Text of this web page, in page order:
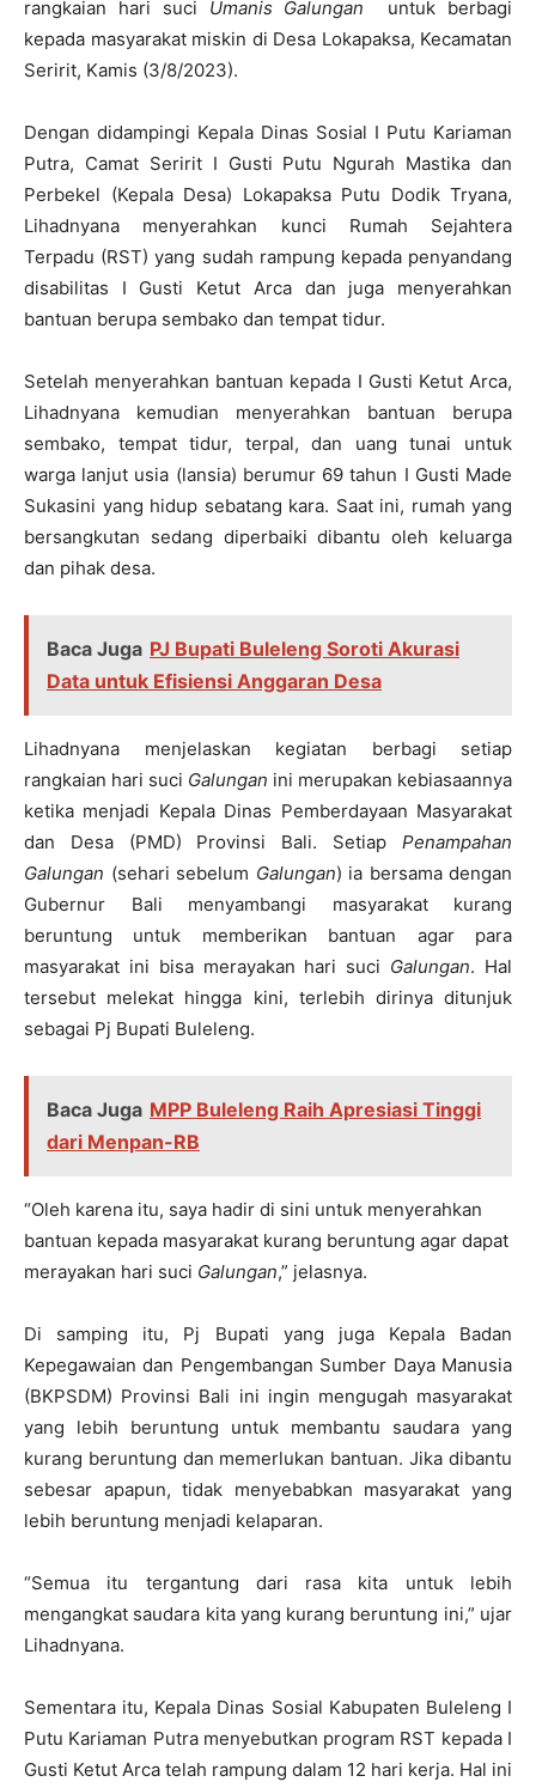
rangkaian hari suci Umanis Galungan untuk berbagi
kepada masyarakat miskin di Desa Lokapaksa, Kecamatan
Seririt, Kamis (3/8/2023).
Dengan didampingi Kepala Dinas Sosial I Putu Kariaman
Putra, Camat Seririt I Gusti Putu Ngurah Mastika dan
Perbekel (Kepala Desa) Lokapaksa Putu Dodik Tryana,
Lihadnyana menyerahkan kunci Rumah Sejahtera
Terpadu (RST) yang sudah rampung kepada penyandang
disabilitas I Gusti Ketut Arca dan juga menyerahkan
bantuan berupa sembako dan tempat tidur.
Setelah menyerahkan bantuan kepada I Gusti Ketut Arca,
Lihadnyana kemudian menyerahkan bantuan berupa
sembako, tempat tidur, terpal, dan uang tunai untuk
warga lanjut usia (lansia) berumur 69 tahun I Gusti Made
Sukasini yang hidup sebatang kara. Saat ini, rumah yang
bersangkutan sedang diperbaiki dibantu oleh keluarga
dan pihak desa.
Baca Juga PJ Bupati Buleleng Soroti Akurasi
Data untuk Efisiensi Anggaran Desa
Lihadnyana menjelaskan kegiatan berbagi setiap
rangkaian hari suci Galungan ini merupakan kebiasaannya
ketika menjadi Kepala Dinas Pemberdayaan Masyarakat
dan Desa (PMD) Provinsi Bali. Setiap Penampahan
Galungan (sehari sebelum Galungan) ia bersama dengan
Gubernur Bali menyambangi masyarakat kurang
beruntung untuk memberikan bantuan agar para
masyarakat ini bisa merayakan hari suci Galungan. Hal
tersebut melekat hingga kini, terlebih dirinya ditunjuk
sebagai Pj Bupati Buleleng.
Baca Juga MPP Buleleng Raih Apresiasi Tinggi
dari Menpan-RB
“Oleh karena itu, saya hadir di sini untuk menyerahkan
bantuan kepada masyarakat kurang beruntung agar dapat
merayakan hari suci Galungan,” jelasnya.
Di samping itu, Pj Bupati yang juga Kepala Badan
Kepegawaian dan Pengembangan Sumber Daya Manusia
(BKPSDM) Provinsi Bali ini ingin mengugah masyarakat
yang lebih beruntung untuk membantu saudara yang
kurang beruntung dan memerlukan bantuan. Jika dibantu
sebesar apapun, tidak menyebabkan masyarakat yang
lebih beruntung menjadi kelaparan.
“Semua itu tergantung dari rasa kita untuk lebih
mengangkat saudara kita yang kurang beruntung ini,” ujar
Lihadnyana.
Sementara itu, Kepala Dinas Sosial Kabupaten Buleleng I
Putu Kariaman Putra menyebutkan program RST kepada I
Gusti Ketut Arca telah rampung dalam 12 hari kerja. Hal ini